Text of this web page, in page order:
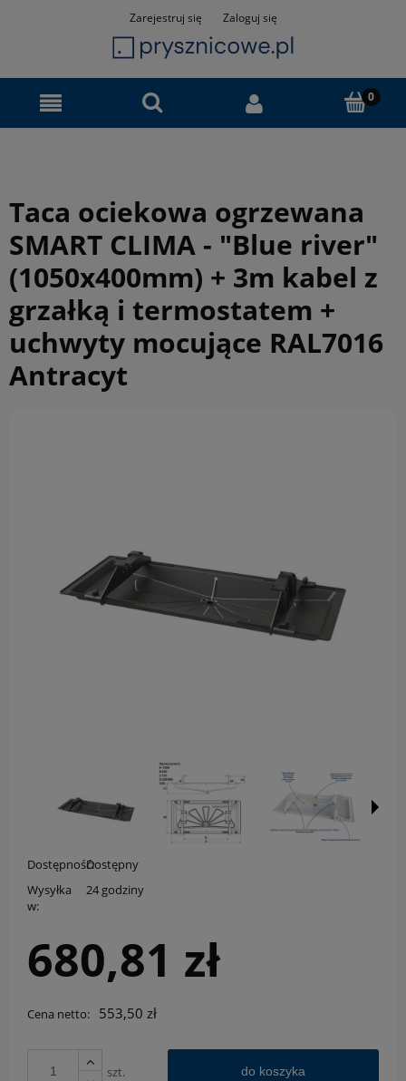
Zarejestruj się Zaloguj się
Taca ociekowa ogrzewana
SMART CLIMA - "Blue river"
(1050x400mm) + 3m kabel z
grzałką i termostatem +
uchwyty mocujące RAL7016
Antracyt
Dostępność:Dostępny
Wysyłka
w:
24 godziny
680,81 zł
Cena netto: 553,50 zł
szt. do koszyka